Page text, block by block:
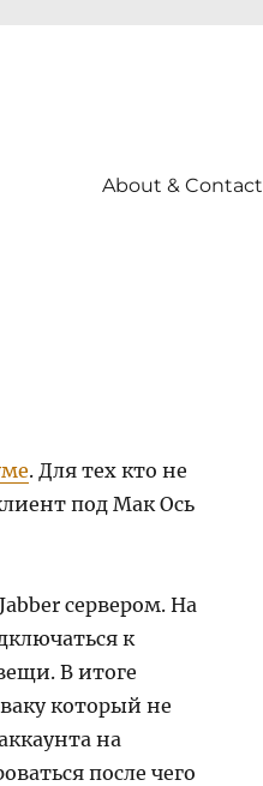
About & Contact
. Для тех кто не
под Мак Ось
сервером. На
к
В итоге
который не
на
после чего